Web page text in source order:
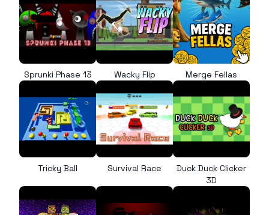
Sprunki Phase 13 Wacky Flip Merge Fellas
Tricky Ball Survival Race
Duck Duck Clicker
3D